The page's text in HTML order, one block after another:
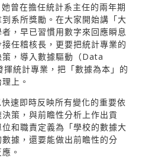
曾在擔任統計系主任的兩年期
系所獎勵。在大家開始講「大
，早已習慣用數字來回應瞬息
任稽核長，更要把統計專業的
，導入數據驅動（Data
統計專業，把「數據為本」的
上。
快速即時反映所有變化的重要依
策，與前瞻性分析上作出貢
和職責定義為「學校的數據大
據，還要能做出前瞻性的分
。